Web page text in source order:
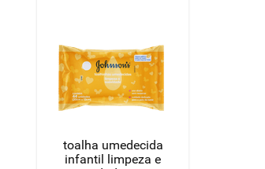
toalha umedecida
infantil limpeza e